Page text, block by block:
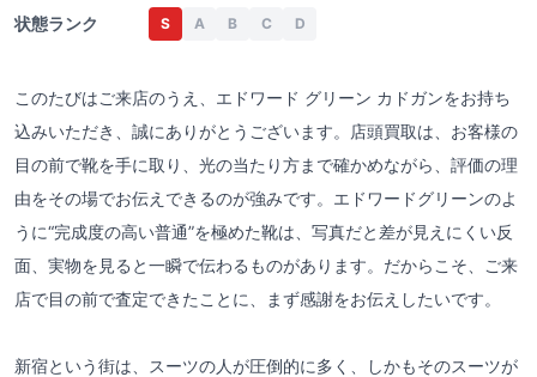
状態ランク S A B C D
このたびはご来店のうえ、エドワード グリーン カドガンをお持ち
込みいただき、誠にありがとうございます。店頭買取は、お客様の
目の前で靴を手に取り、光の当たり方まで確かめながら、評価の理
由をその場でお伝えできるのが強みです。エドワードグリーンのよ
うに“完成度の高い普通”を極めた靴は、写真だと差が見えにくい反
面、実物を見ると一瞬で伝わるものがあります。だからこそ、ご来
店で目の前で査定できたことに、まず感謝をお伝えしたいです。
新宿という街は、スーツの人が圧倒的に多く、しかもそのスーツが